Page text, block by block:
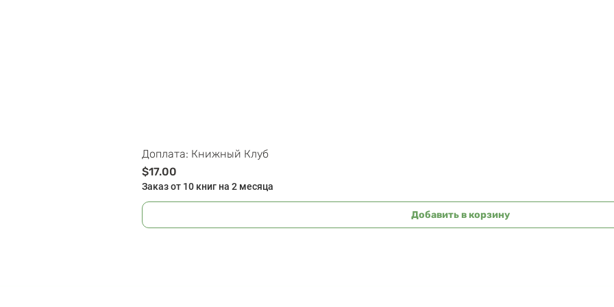
Доплата: Книжный Клуб
Цена
$17.00
Заказ от 10 книг на 2 месяца
Добавить в корзину